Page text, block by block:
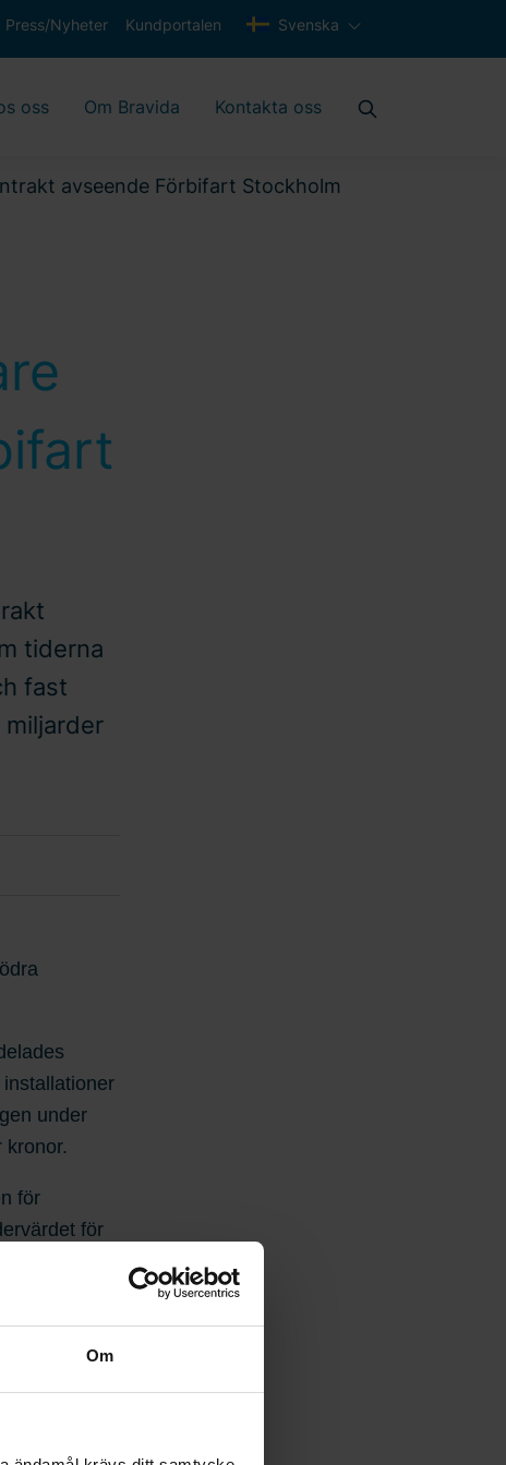
Om
Press/Nyheter Kundportalen Svenska
oss Om Bravida Kontakta oss
avseende Förbifart Stockholm
tiderna
fast
miljarder
under
för
för
för